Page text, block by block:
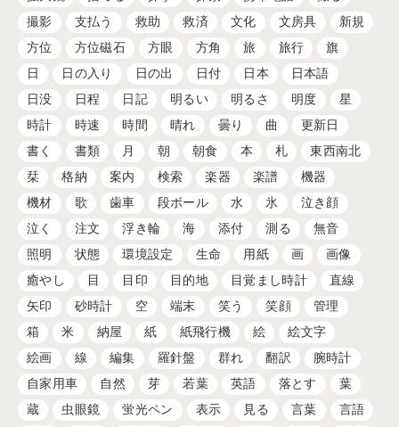
撮影
支払う 救助 救済 文化 文房具
新規
方位
方位磁石 方眼 方角 旅 旅行
旗
日
日の入り 日の出 日付 日本
日本語
日没
日程 日記 明るい 明るさ 明度
星
時計
時速 時間 晴れ 曇り 曲
更新日
書く
書類 月 朝 朝食 本 札
東西南北
栞
格納 案内 検索 楽器 楽譜
機器
機材
歌 歯車 段ボール 水 氷
泣き顔
泣く
注文 浮き輪 海 添付 測る
無音
照明
状態 環境設定 生命 用紙 画
画像
癒やし
目 目印 目的地 目覚まし時計
直線
矢印
砂時計 空 端末 笑う 笑顔
管理
箱
米 納屋 紙 紙飛行機 絵
絵文字
絵画
線 編集 羅針盤 群れ 翻訳
腕時計
自家用車
自然 芽 若葉 英語 落とす
葉
蔵
虫眼鏡 蛍光ペン 表示 見る 言葉
言語